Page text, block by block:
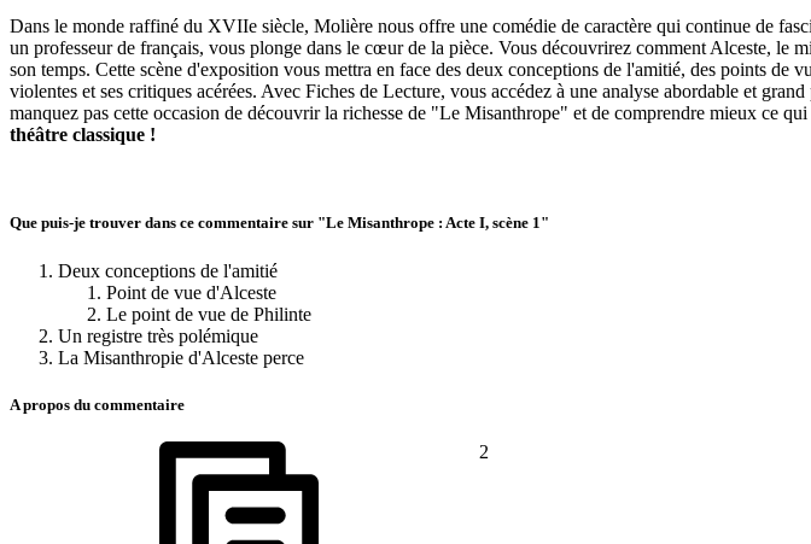
Dans le monde raffiné du XVIIe siècle, Molière nous offre une comédie de caractère qui continue de
un professeur de français, vous plonge dans le cœur de la pièce. Vous découvrirez comment Alceste, le
son temps. Cette scène d'exposition vous mettra en face des deux conceptions de l'amitié, des points
violentes et ses critiques acérées. Avec Fiches de Lecture, vous accédez à une analyse abordable et
manquez pas cette occasion de découvrir la richesse de "Le Misanthrope" et de comprendre mieux ce
théâtre classique !
Que puis-je trouver dans ce commentaire sur "Le Misanthrope : Acte I, scène 1"
Deux conceptions de l'amitié
Point de vue d'Alceste
Le point de vue de Philinte
Un registre très polémique
La Misanthropie d'Alceste perce
A propos du commentaire
2